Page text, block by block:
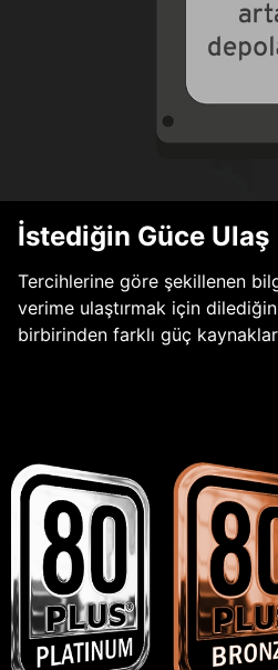
İstediğin Güce Ulaş
Tercihlerine göre şekillenen
verime ulaştırmak için
birbirinden farklı güç